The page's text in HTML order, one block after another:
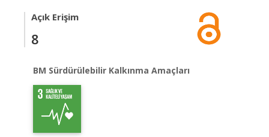
Açık Erişim
8
BM Sürdürülebilir Kalkınma Amaçları